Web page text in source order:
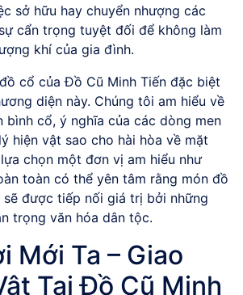
sở hữu hay chuyển nhượng các
cẩn trọng tuyệt đối để không làm
khí của gia đình.
cổ của Đồ Cũ Minh Tiến đặc biệt
diện này. Chúng tôi am hiểu về
bình cổ, ý nghĩa của các dòng men
hiện vật sao cho hài hòa về mặt
chọn một đơn vị am hiểu như
toàn có thể yên tâm rằng món đồ
sẽ được tiếp nối giá trị bởi những
trọng văn hóa dân tộc.
Mới Ta – Giao
Tại Đồ Cũ Minh